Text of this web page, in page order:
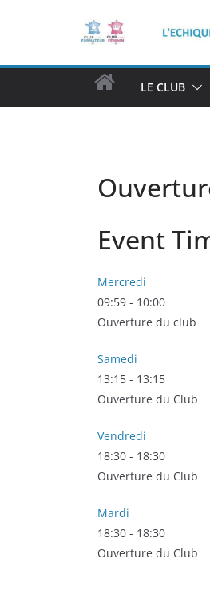
H
O
LE CLUB
Event
Mercredi
09:59 - 10:00
Ouverture du club
Samedi
13:15 - 13:15
Ouverture du Club
Vendredi
18:30 - 18:30
Ouverture du Club
Mardi
18:30 - 18:30
Ouverture du Club